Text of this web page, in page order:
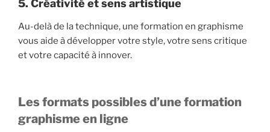
5. Créativité et sens artistique
Au-delà de la technique, une formation en graphisme
vous aide à développer votre style, votre sens critique
et votre capacité à innover.
Les formats possibles d’une formation
graphisme en ligne